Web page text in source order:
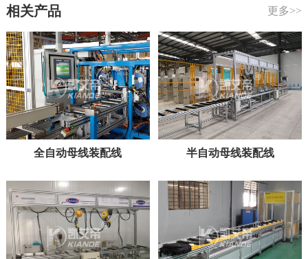
更多>>
相关产品
全自动母线装配线 半自动母线装配线